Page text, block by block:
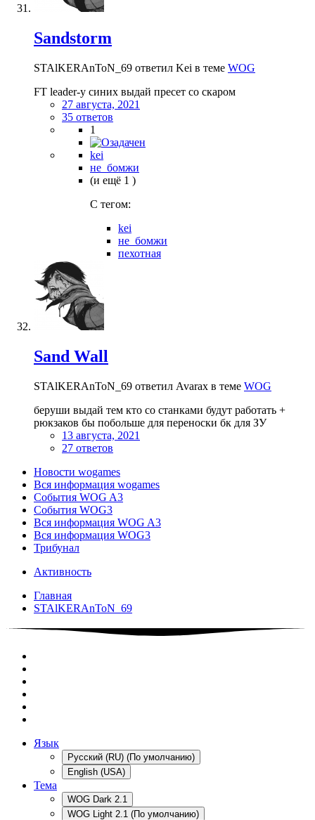
Sandstorm
STAlKERAnToN_69 ответил Kei в теме WOG
FT leader-у синих выдай пресет со скаром
27 августа, 2021
35 ответов
1
kei
не_бомжи
(и ещё 1 )
C тегом:
kei
не_бомжи
пехотная
Sand Wall
STAlKERAnToN_69 ответил Avarax в теме WOG
беруши выдай тем кто со станками будут работать +
рюкзаков бы побольше для переноски бк для ЗУ
13 августа, 2021
27 ответов
Новости wogames
Вся информация wogames
События WOG A3
События WOG3
Вся информация WOG A3
Вся информация WOG3
Трибунал
Активность
Главная
STAlKERAnToN_69
Язык
Русский (RU) (По умолчанию)
English (USA)
Тема
WOG Dark 2.1
WOG Light 2.1 (По умолчанию)